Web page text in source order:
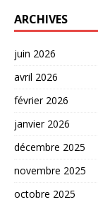
ARCHIVES
juin 2026
avril 2026
février 2026
janvier 2026
décembre 2025
novembre 2025
octobre 2025